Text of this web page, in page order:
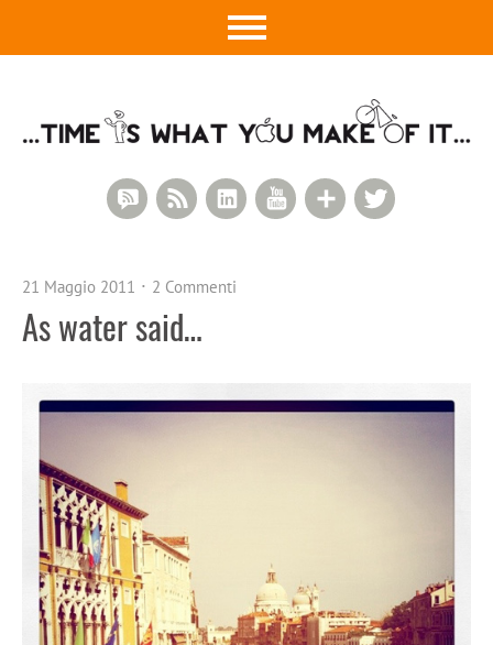
Google+
YouTube
LinkedIn
RSS Feed
RSS Comments
21 Maggio 2011 2 Commenti
As water said…